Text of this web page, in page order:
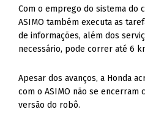
Com o emprego do sistema do
ASIMO também executa as
de informações, além dos
necessário, pode correr até 6
Apesar dos avanços, a Honda
com o ASIMO não se encerram
versão do robô.